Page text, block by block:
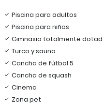
Piscina para adultos
Piscina para niños
Gimnasio totalmente
Turco y sauna
Cancha de fútbol 5
Cancha de squash
Cinema
Zona pet